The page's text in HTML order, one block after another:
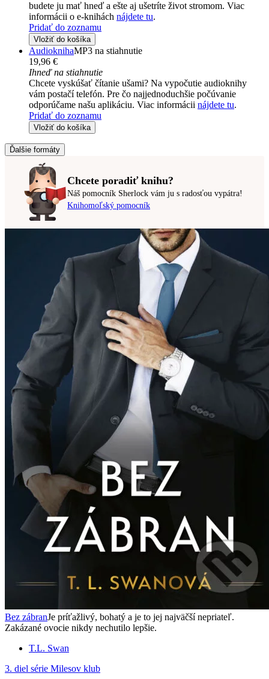
budete ju mať hneď a ešte aj ušetríte život stromom. Viac
informácii o e-knihách nájdete tu.
Pridať do zoznamu
Vložiť do košíka
AudioknihaMP3 na stiahnutie
19,96 €
Ihneď na stiahnutie
Chcete vyskúšať čítanie ušami? Na vypočutie audioknihy
vám postačí telefón. Pre čo najjednoduchšie počúvanie
odporúčame našu aplikáciu. Viac informácii nájdete tu.
Pridať do zoznamu
Vložiť do košíka
Ďalšie formáty
Chcete poradiť knihu?
Náš pomocník Sherlock vám ju s radosťou vypátra!
Knihomoľský pomocník
Bez zábranJe príťažlivý, bohatý a je to jej najväčší nepriateľ.
Zakázané ovocie nikdy nechutilo lepšie.
T.L. Swan
3. diel série Milesov klub